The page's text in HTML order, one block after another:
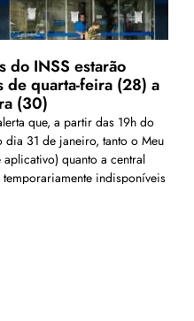
do INSS estarão
de quarta-feira (28) a
(30)
que, a partir das 19h do
dia 31 de janeiro, tanto o Meu
aplicativo) quanto a central
indisponíveis